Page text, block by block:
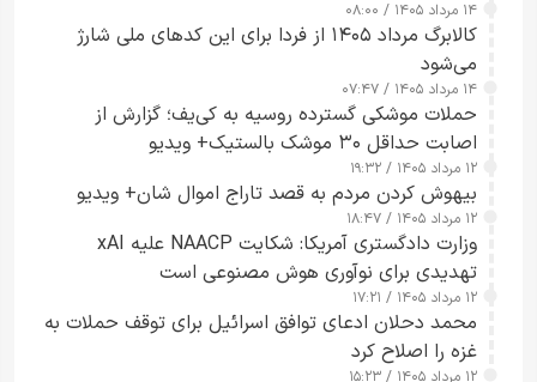
۱۴ مرداد ۱۴۰۵ / ۰۸:۰۰
کالابرگ مرداد ۱۴۰۵ از فردا برای این کدهای ملی شارژ
می‌شود
۱۴ مرداد ۱۴۰۵ / ۰۷:۴۷
حملات موشکی گسترده روسیه به کی‌یف؛ گزارش از
اصابت حداقل ۳۰ موشک بالستیک+ ویدیو
۱۲ مرداد ۱۴۰۵ / ۱۹:۳۲
بیهوش کردن مردم به قصد تاراج اموال شان+ ویدیو
۱۲ مرداد ۱۴۰۵ / ۱۸:۴۷
وزارت دادگستری آمریکا: شکایت NAACP علیه xAI
تهدیدی برای نوآوری هوش مصنوعی است
۱۲ مرداد ۱۴۰۵ / ۱۷:۲۱
محمد دحلان ادعای توافق اسرائیل برای توقف حملات به
غزه را اصلاح کرد
۱۲ مرداد ۱۴۰۵ / ۱۵:۲۳